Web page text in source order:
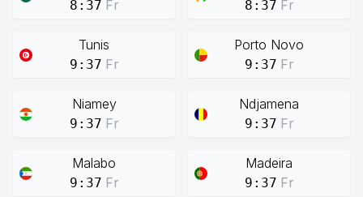
8:37 Fr 8:37 Fr
Tunis
9:37 Fr
Porto Novo
9:37 Fr
Niamey
9:37 Fr
Ndjamena
9:37 Fr
Malabo
9:37 Fr
Madeira
9:37 Fr